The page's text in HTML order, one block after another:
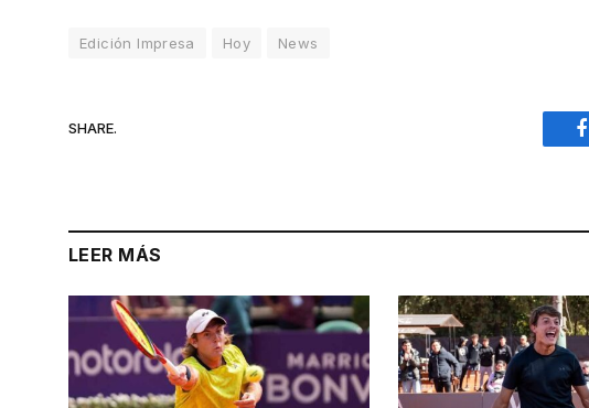
Edición Impresa Hoy News
SHARE.
LEER MÁS